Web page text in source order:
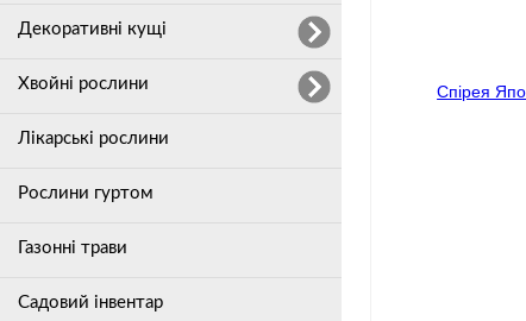
Декоративні кущі
Хвойні рослини
Лікарські рослини
Рослини гуртом
Газонні трави
Садовий інвентар